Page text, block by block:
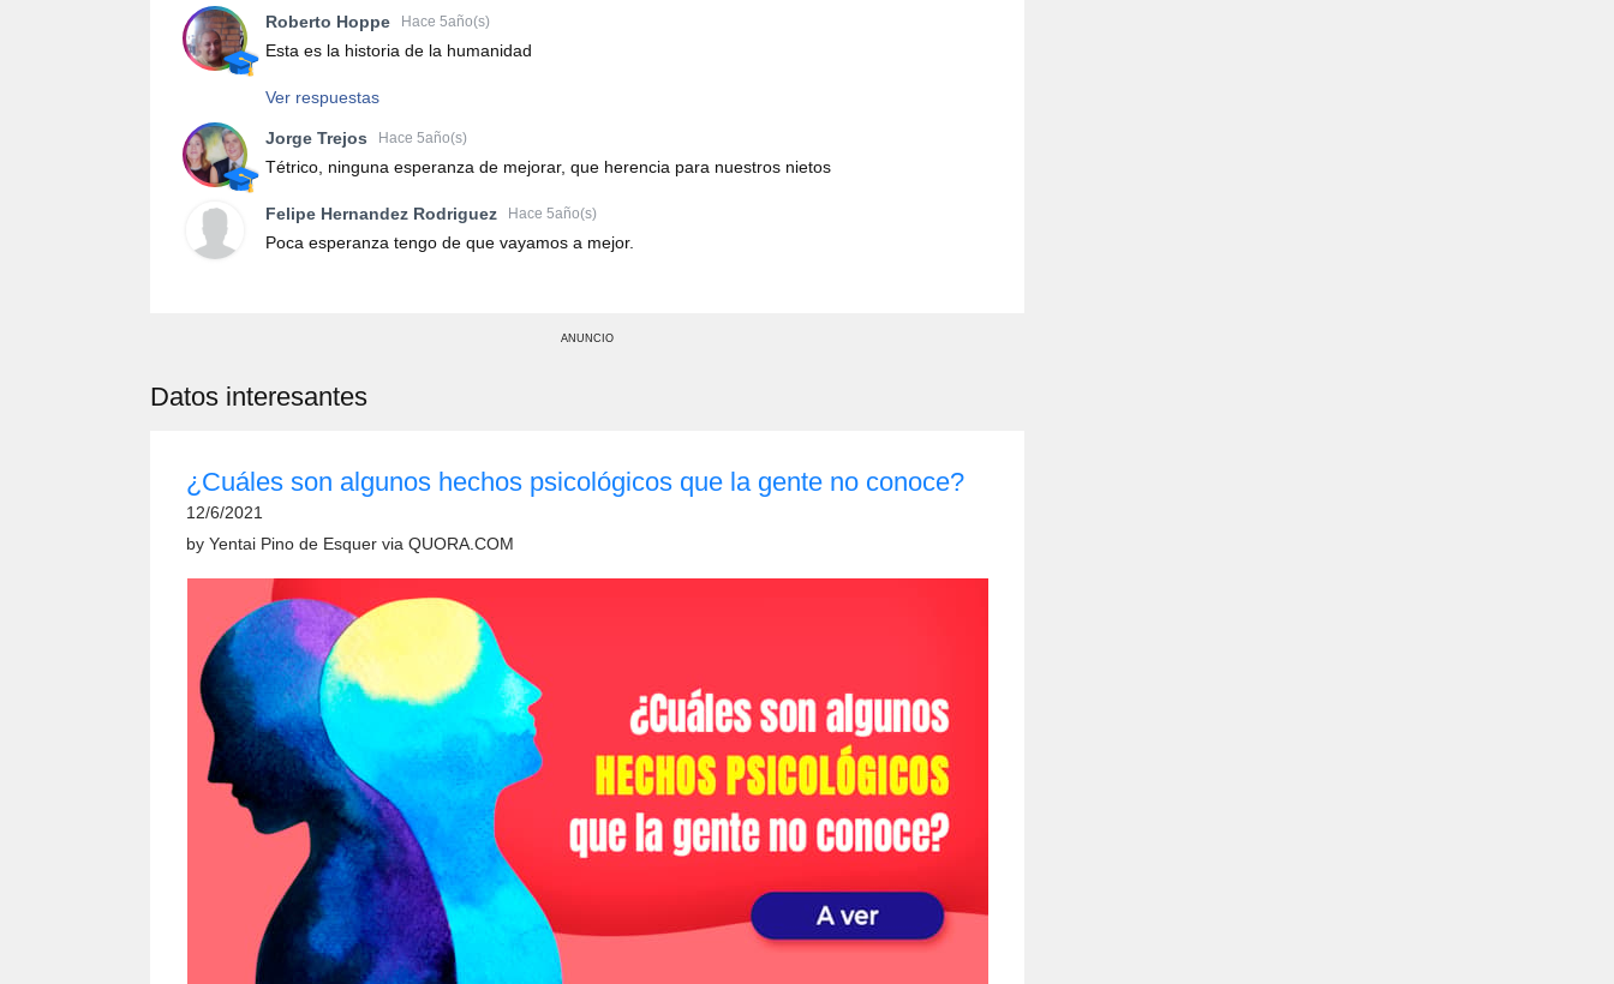
Roberto Hoppe Hace 5año(s)
Esta es la historia de la humanidad
Ver respuestas
Jorge Trejos Hace 5año(s)
Tétrico, ninguna esperanza de mejorar, que herencia para nuestros nietos
Felipe Hernandez Rodriguez Hace 5año(s)
Poca esperanza tengo de que vayamos a mejor.
ANUNCIO
Datos interesantes
¿Cuáles son algunos hechos psicológicos que la gente no conoce?
12/6/2021
by Yentai Pino de Esquer via QUORA.COM